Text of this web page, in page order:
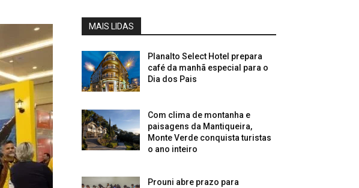
MAIS LIDAS
Planalto Select Hotel prepara
café da manhã especial para o
Dia dos Pais
Com clima de montanha e
paisagens da Mantiqueira,
Monte Verde conquista turistas
o ano inteiro
Prouni abre prazo para